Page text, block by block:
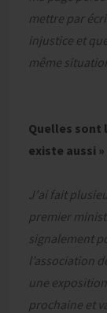
mettre par
injustice et
même
Quelles sont
existe aussi »
J'ai fait
premier
signalement
l’association
une
prochaine et